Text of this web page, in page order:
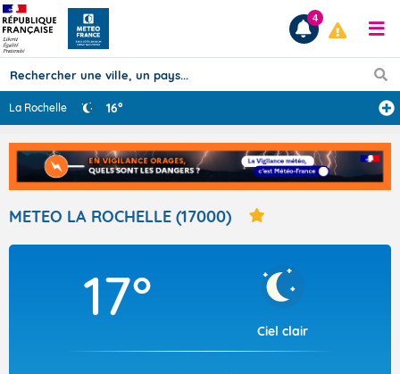
Prévisions
TOUS LES RÉSULTATS
Articles
4
La Rochelle 16°
METEO LA ROCHELLE (17000)
17°
Ciel clair